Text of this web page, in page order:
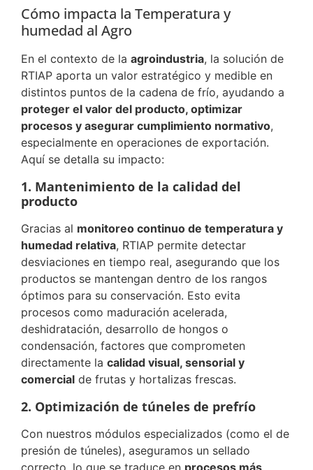
Cómo impacta la Temperatura y
humedad al Agro
En el contexto de la agroindustria, la solución de
RTIAP aporta un valor estratégico y medible en
distintos puntos de la cadena de frío, ayudando a
proteger el valor del producto, optimizar
procesos y asegurar cumplimiento normativo,
especialmente en operaciones de exportación.
Aquí se detalla su impacto:
1. Mantenimiento de la calidad del
producto
Gracias al monitoreo continuo de temperatura y
humedad relativa, RTIAP permite detectar
desviaciones en tiempo real, asegurando que los
productos se mantengan dentro de los rangos
óptimos para su conservación. Esto evita
procesos como maduración acelerada,
deshidratación, desarrollo de hongos o
condensación, factores que comprometen
directamente la calidad visual, sensorial y
comercial de frutas y hortalizas frescas.
2. Optimización de túneles de prefrío
Con nuestros módulos especializados (como el de
presión de túneles), aseguramos un sellado